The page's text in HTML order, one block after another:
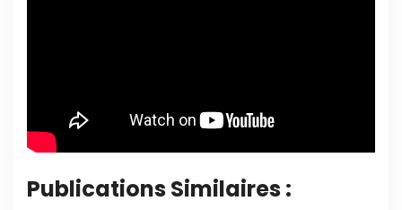
Publications Similaires :